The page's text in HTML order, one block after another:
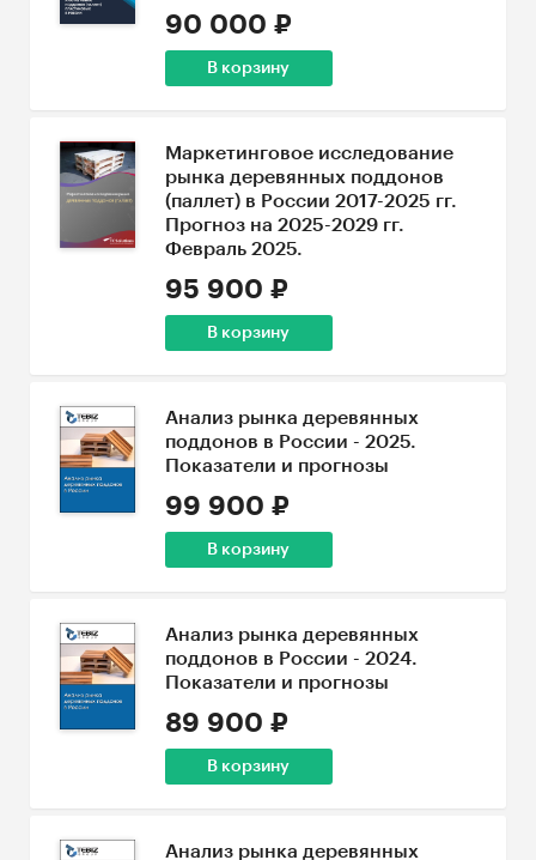
90 000 ₽
В корзину
Маркетинговое исследование
рынка деревянных поддонов
(паллет) в России 2017-2025 гг.
Прогноз на 2025-2029 гг.
Февраль 2025.
95 900 ₽
В корзину
Анализ рынка деревянных
поддонов в России - 2025.
Показатели и прогнозы
99 900 ₽
В корзину
Анализ рынка деревянных
поддонов в России - 2024.
Показатели и прогнозы
89 900 ₽
В корзину
Анализ рынка деревянных